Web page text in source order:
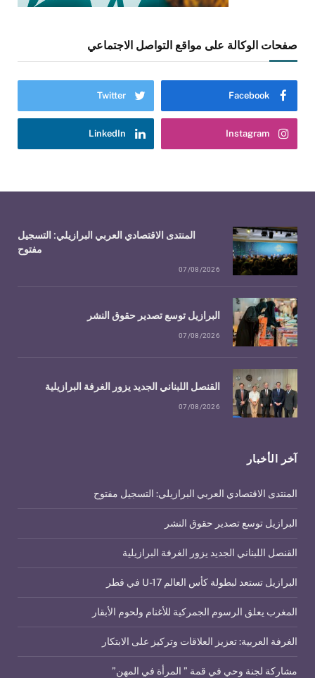
صفحات الوكالة على مواقع التواصل الاجتماعي
Facebook
Twitter
Instagram
LinkedIn
آخر الأخبار
المنتدى الاقتصادي العربي البرازيلي: التسجيل مفتوح
البرازيل توسع تصدير حقوق النشر
القنصل اللبناني الجديد يزور الغرفة البرازيلية
البرازيل تستعد لبطولة كأس العالم U-17 في قطر
المغرب يعلق الرسوم الجمركية للأغنام ولحوم الأبقار
الغرفة العربية: تعزيز العلاقات وتركيز على الابتكار
مشاركة لجنة وحي في قمة ” المرأة في المهن”
المنتدى الاقتصادي العربي البرازيلي: التسجيل
مفتوح
07/08/2026
البرازيل توسع تصدير حقوق النشر
07/08/2026
القنصل اللبناني الجديد يزور الغرفة البرازيلية
07/08/2026